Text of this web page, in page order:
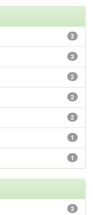
3
3
2
2
2
1
1
3